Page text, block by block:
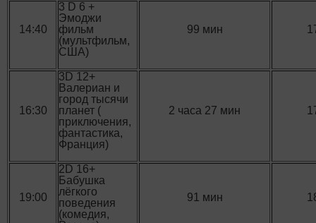
14:40
3 D 6 +
Эмоджи
фильм
(мультфильм,
США)
99 мин
16:30
3D 12+
Валериан и
город тысячи
планет (
приключения,
фантастика,
Франция)
2 часа 27 мин
19:00
2D 16+
Бабушка
лёгкого
поведения
(комедия,
91 мин